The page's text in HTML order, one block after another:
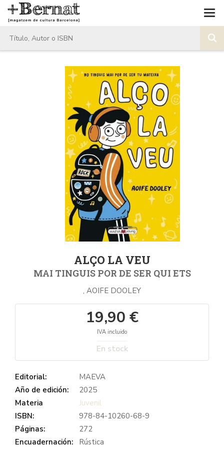
ALÇO LA VEU
MAI TINGUIS POR DE SER QUI ETS
, AOIFE DOOLEY
19,90 €
IVA incluido
En stock
Editorial:
MAEVA
Año de edición:
2025
Materia
Juvenil
ISBN:
978-84-10260-68-9
Páginas:
272
Encuadernación:
Rústica